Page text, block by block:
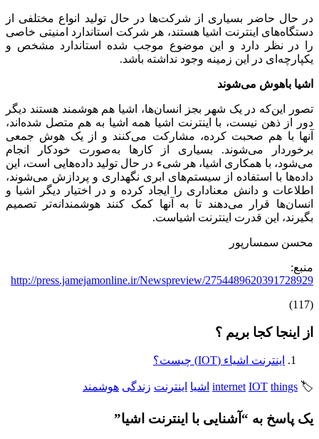
در حال حاضر بسیاری از شرکت‌ها در حال تولید انواع مختلفی از
دستگاه‌های اینترنت اشیا هستند، هر شرکت استاندارد امنیتی خاصی
را در نظر دارد و این موضوع موجب شده استاندارد مشخص و
یکپارچه‌ای در این زمینه وجود نداشته باشد.
اشیا باهوش می‌شوند
تصور این‌که در یک شهر بجز انسان‌ها، اشیا هم هوشمند هستند دیگر
دور از ذهن نیست، با اینترنت اشیا همه اشیا به هم متصل شده‌اند،
آنها با هم صحبت کرده، مشارکت می‌کنند و از یک هوش جمعی
برخوردار می‌شوند. بسیاری از کارها به‌صورت خودکار انجام
می‌شود، با همکاری اشیا، هر شیء در حال تولید داده‌هایی است، این
داده‌ها با استفاده از سیستم‌های ابری نگهداری و پردازش می‌شوند،
اطلاعات و دانش معناداری را ایجاد کرده و در اختیار دیگر اشیا و
انسان‌ها قرار می‌دهند تا به آنها کمک کنند هوشمندانه‌تر تصمیم
بگیرند، این قدرت اینترنت اشیاست.
محسن سمسارپور
منبع:
http://press.jamejamonline.ir/Newspreview/2754489620391728929
(117)
از اینجا کجا بریم ؟
اینترنت اشیاء (IOT) چیست؟
🏷️
internet IOT things اشیا اینترنت زندگی هوشمند
یک پاسخ به “آشنایی با اینترنت اشیا”